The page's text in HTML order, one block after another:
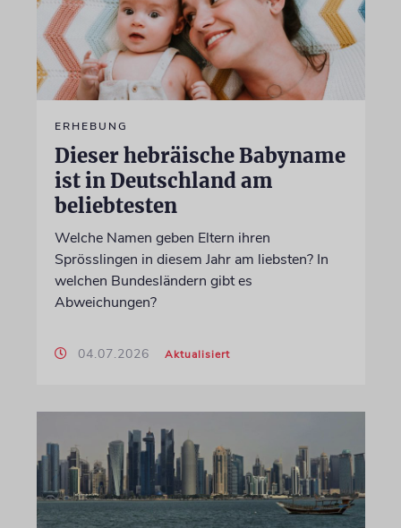
ERHEBUNG
Dieser hebräische Babyname
ist in Deutschland am
beliebtesten
Welche Namen geben Eltern ihren
Sprösslingen in diesem Jahr am liebsten? In
welchen Bundesländern gibt es
Abweichungen?
04.07.2026 Aktualisiert